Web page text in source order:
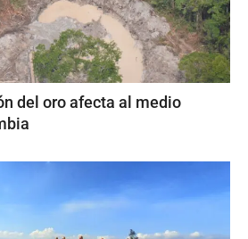
del oro afecta al medio